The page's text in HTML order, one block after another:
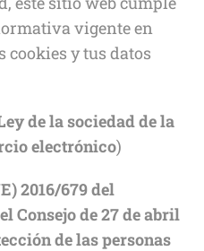
vigente en
cookies y tus datos
de la sociedad de la
electrónico)
2016/679 del
Consejo de 27 de abril
de las personas